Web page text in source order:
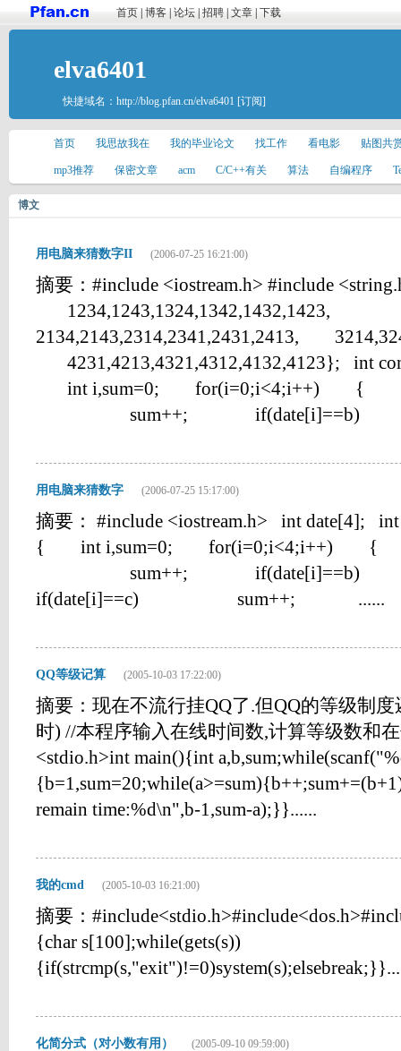
首页 博客 论坛 招聘 文章 下载
elva6401
快捷域名： http://blog.pfan.cn/elva6401 [订阅]
首页 我思故我在 我的毕业论文 找工作 看电影 贴图共
mp3推荐 保密文章 acm C/C++有关 算法 自编程序
博文
用电脑来猜数字II (2006-07-25 16:21:00)
摘要：#include <iostream.h> #include
1234,1243,1324,1342,1432,1423,
2134,2143,2314,2341,2431,2413,
4231,4213,4321,4312,4132,4123}; int
int i,sum=0; for(i=0;i<4;i++) {
sum++; if(date[i]==b)
用电脑来猜数字 (2006-07-25 15:17:00)
摘要： #include <iostream.h> int date[4];
{ int i,sum=0; for(i=0;i<4;i++) {
sum++;
if(date[i]==c) sum++; ......
QQ等级记算 (2005-10-03 17:22:00)
摘要：现在不流行挂QQ了.但QQ的等级制
时) //本程序输入在线时间数,计算等级数和
<stdio.h>int main(){int
remain time:%d\n",b-1,sum-a);}}......
我的cmd (2005-10-03 16:21:00)
摘要：
{char s[100];while(gets(s))
化简分式（对小数有用） (2005-09-10 09:59:00)